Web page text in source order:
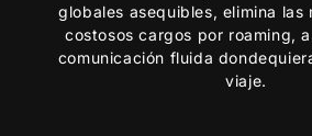
globales asequibles, elimina las
costosos cargos por roaming,
comunicación fluida
viaje.